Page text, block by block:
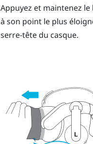
Appuyez et maintenez
à son point le plus
serre-tête du casque.